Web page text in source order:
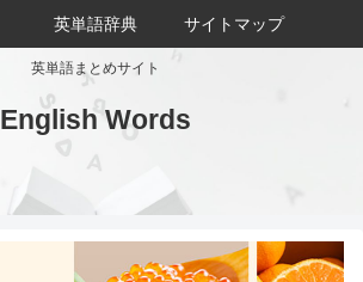
英単語まとめサイト
English Words
英単語辞典 サイトマップ